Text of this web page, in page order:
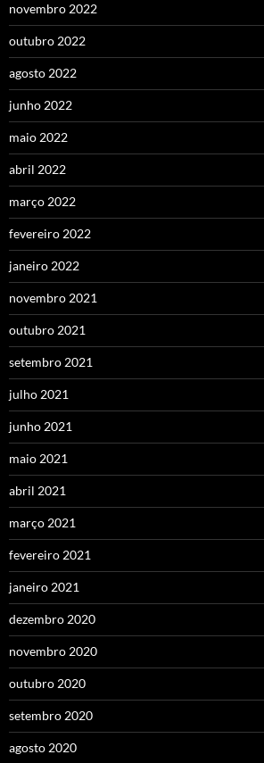
novembro 2022
outubro 2022
agosto 2022
junho 2022
maio 2022
abril 2022
março 2022
fevereiro 2022
janeiro 2022
novembro 2021
outubro 2021
setembro 2021
julho 2021
junho 2021
maio 2021
abril 2021
março 2021
fevereiro 2021
janeiro 2021
dezembro 2020
novembro 2020
outubro 2020
setembro 2020
agosto 2020